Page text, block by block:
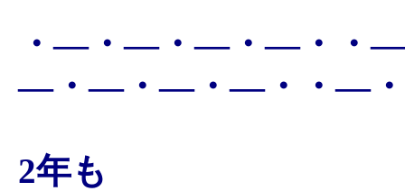
・―・―・―・―・・
―・―・―・―・・―
2年も